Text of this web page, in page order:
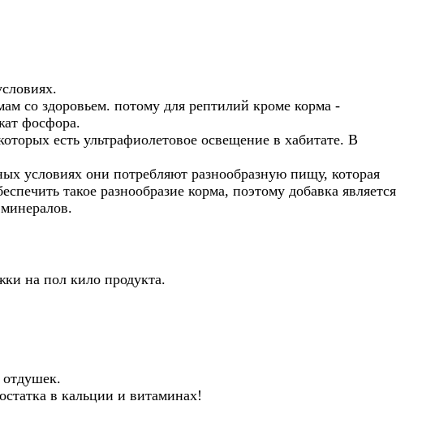
со здоровьем. потому для рептилий кроме корма -
фосфора.
есть ультрафиолетовое освещение в хабитате. В
условиях они потребляют разнообразную пищу, которая
такое разнообразие корма, поэтому добавка является
на пол кило продукта.
отдушек.
в кальции и витаминах!